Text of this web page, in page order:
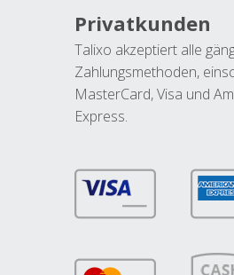
Privatkunden
Talixo akzeptiert alle
Zahlungsmethoden,
MasterCard, Visa und
Express.